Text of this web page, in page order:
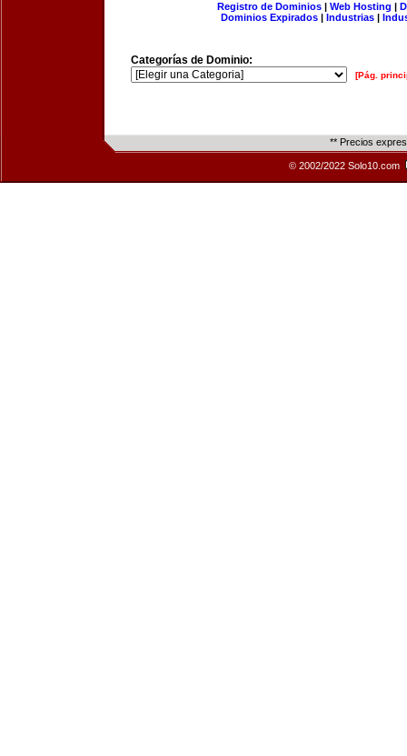
Registro de Dominios| Web Hosting |
Dominios Expirados | Industrias |
Categorías de Dominio:
[Pág.
** Precios
© 2002/2022 Solo10.com